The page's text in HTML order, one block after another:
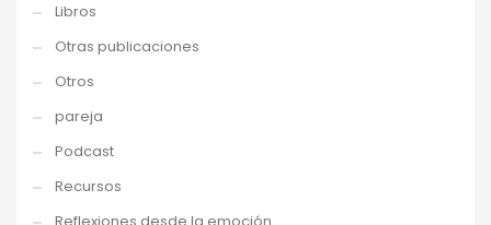
Libros
Otras publicaciones
Otros
pareja
Podcast
Recursos